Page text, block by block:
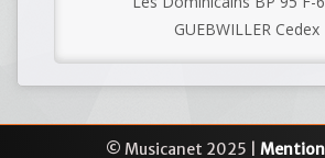
GUEBWILLER Cedex
© Musicanet 2025 |